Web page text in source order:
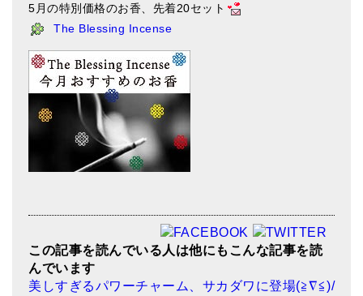
5月の特別価格のお香、先着20セット
The Blessing Incense
この記事を読んでいる人は他にもこんな記事を読
んでいます
美しすぎるパワーチャーム、サカダワに登場(≧∇≦)/